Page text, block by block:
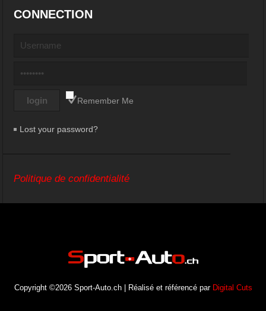
CONNECTION
Remember Me
Lost your password?
Politique de confidentialité
Copyright ©2026 Sport-Auto.ch | Réalisé et référencé par Digital Cuts